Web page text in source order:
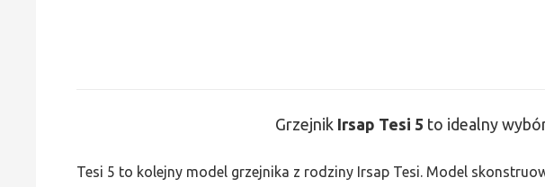
Grzejnik Irsap Tesi 5 to idealny
Tesi 5 to kolejny model grzejnika z rodziny Irsap Tesi. Model